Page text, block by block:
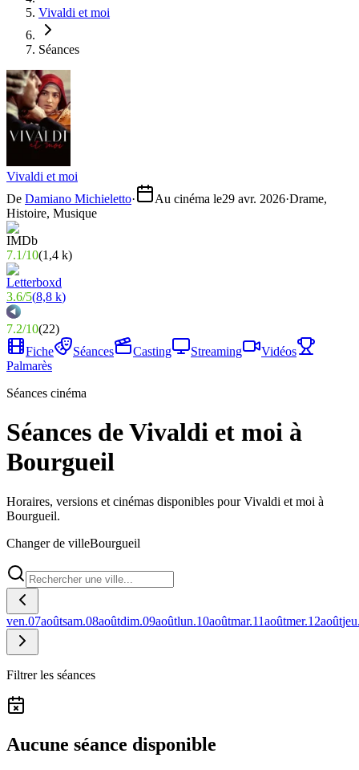
Vivaldi et moi
Séances
Vivaldi et moi
De Damiano Michieletto· Au cinéma le29 avr. 2026·Drame,
Histoire, Musique
7.1/10(1,4 k)
3.6/5(8,8 k)
7.2/10(22)
Fiche
Séances Casting Streaming
Vidéos
Palmarès
Séances cinéma
Séances de Vivaldi et moi à
Bourgueil
Horaires, versions et cinémas disponibles pour Vivaldi et moi à
Bourgueil.
Changer de villeBourgueil
ven.07aoûtsam.08aoûtdim.09aoûtlun.10aoûtmar.11aoûtmer.12août
Filtrer les séances
Aucune séance disponible